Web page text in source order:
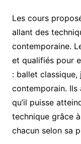
Les cours
allant des
contemporaine.
et qualifiés pour
: ballet
contemporain. Ils
qu’il puisse
technique grâce
chacun selon sa